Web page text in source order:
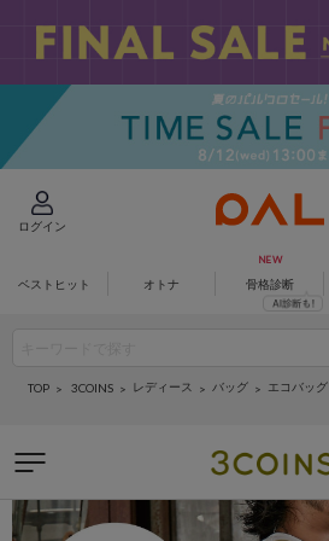
ログイン
ベストヒット オトナ 骨格診断
TOP 3COINS レディース バッグ エコバッグ